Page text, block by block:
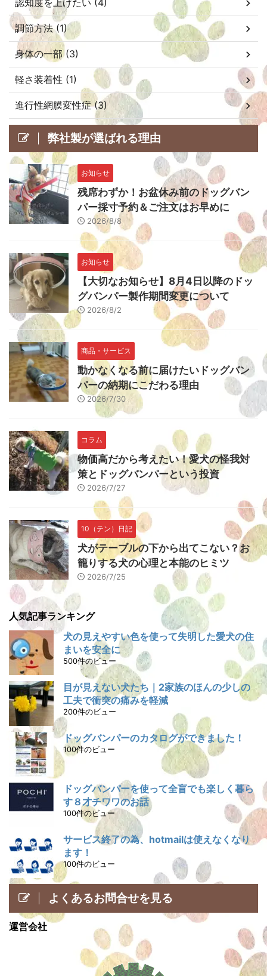
認知度を上げたい (4)
調節方法 (1)
身体の一部 (3)
軽さ装着性 (1)
進行性網膜変性症 (3)
弊社製が選ばれる理由
お知らせ
残席わずか！お盆休み前のドッグバン
パー採寸予約＆ご注文はお早めに
2026/8/8
お知らせ
【大切なお知らせ】8月4日以降のドッ
グバンパー製作期間変更について
2026/8/2
商品・サービス
動かなくなる前に届けたいドッグバン
パーの納期にこだわる理由
2026/7/30
コラム
物価高だから考えたい！愛犬の怪我対
策とドッグバンパーという投資
2026/7/27
10（テン）日記
犬がテーブルの下から出てこない？お
籠りする犬の心理と本能のヒミツ
2026/7/25
人気記事ランキング
犬の見えやすい色を使って失明した愛犬の住
まいを安全に
500件のビュー
目が見えない犬たち｜2家族のほんの少しの
工夫で衝突の痛みを軽減
200件のビュー
ドッグバンパーのカタログができました！
100件のビュー
ドッグバンパーを使って全盲でも楽しく暮ら
す８才チワワのお話
100件のビュー
サービス終了の為、hotmailは使えなくなり
ます！
100件のビュー
よくあるお問合せを見る
運営会社